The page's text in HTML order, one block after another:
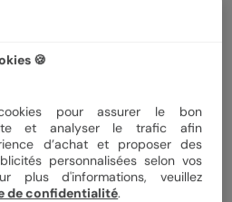
12x17 cm
Papier Satiné
🍪
pour assurer le bon
et analyser le trafic afin
d’achat et proposer des
personnalisées selon vos
plus d'informations, veuillez
de confidentialité.